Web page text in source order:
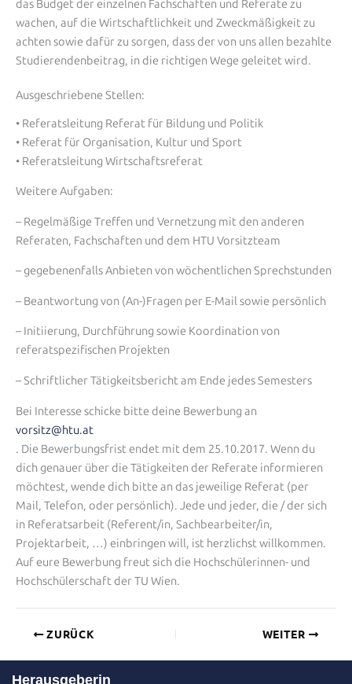
das Budget der einzelnen Fachschaften und Referate zu
wachen, auf die Wirtschaftlichkeit und Zweckmäßigkeit zu
achten sowie dafür zu sorgen, dass der von uns allen bezahlte
Studierendenbeitrag, in die richtigen Wege geleitet wird.
Ausgeschriebene Stellen:
• Referatsleitung Referat für Bildung und Politik
• Referat für Organisation, Kultur und Sport
• Referatsleitung Wirtschaftsreferat
Weitere Aufgaben:
– Regelmäßige Treffen und Vernetzung mit den anderen
Referaten, Fachschaften und dem HTU Vorsitzteam
– gegebenenfalls Anbieten von wöchentlichen Sprechstunden
– Beantwortung von (An-)Fragen per E-Mail sowie persönlich
– Initiierung, Durchführung sowie Koordination von
referatspezifischen Projekten
– Schriftlicher Tätigkeitsbericht am Ende jedes Semesters
Bei Interesse schicke bitte deine Bewerbung an
vorsitz@htu.at
. Die Bewerbungsfrist endet mit dem 25.10.2017. Wenn du
dich genauer über die Tätigkeiten der Referate informieren
möchtest, wende dich bitte an das jeweilige Referat (per
Mail, Telefon, oder persönlich). Jede und jeder, die / der sich
in Referatsarbeit (Referent/in, Sachbearbeiter/in,
Projektarbeit, …) einbringen will, ist herzlichst willkommen.
Auf eure Bewerbung freut sich die Hochschülerinnen- und
Hochschülerschaft der TU Wien.
ZURÜCK WEITER
Herausgeberin